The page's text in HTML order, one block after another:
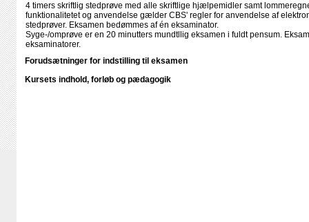
4 timers skriftlig stedprøve med alle skriftlige hjælpemidler samt
funktionalitetet og anvendelse gælder CBS' regler for anvendelse af
stedprøver. Eksamen bedømmes af én eksaminator.
Syge-/omprøve er en 20 minutters mundtllig eksamen i fuldt pensum.
eksaminatorer.
Forudsætninger for indstilling til eksamen
Kursets indhold, forløb og pædagogik